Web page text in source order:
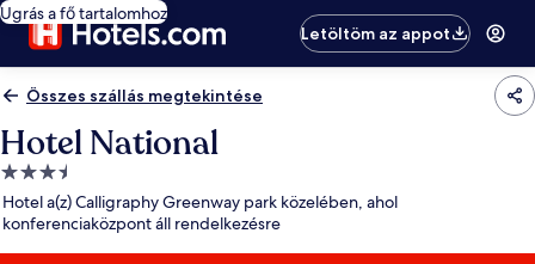
Ugrás a fő tartalomhoz
Letöltöm az appot
Összes szállás megtekintése
Hotel National
3.5
csillagos
szálláshely
Hotel a(z) Calligraphy Greenway park közelében, ahol
konferenciaközpont áll rendelkezésre